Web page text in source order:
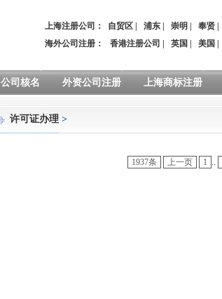
上海注册公司： 自贸区 浦东 崇明 奉贤
海外公司注册：
香港注册公司 英国 美国
公司核名 外资公司注册 上海商标注册
许可证办理 >
1937条 上一页 1 ..